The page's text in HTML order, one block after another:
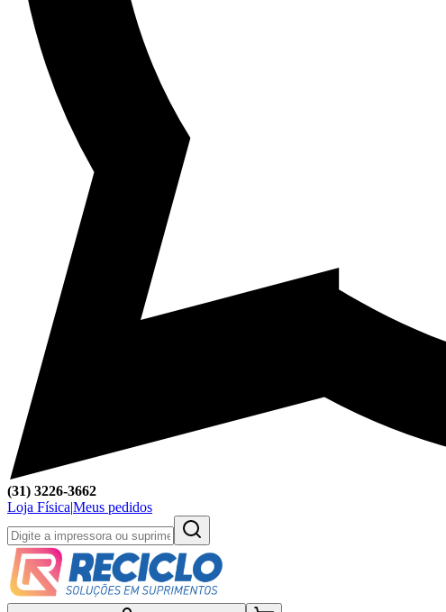
(31) 3226-3662
Loja Física|Meus pedidos